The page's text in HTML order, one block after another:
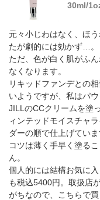
30ml/
元々小じわはなく、ほ
たが劇的には効かず…。
ただ、色が白く肌がふ
なくなります。
リキッドファンデとの
いようですが、私はパ
JILLのCCクリームを塗
ィンテッドモイスチャ
ダーの順で仕上げていま
コツは薄く手早く塗る
ん。
個人的には結構お気に
も税込5400円。取扱店
がちなので、こちらで